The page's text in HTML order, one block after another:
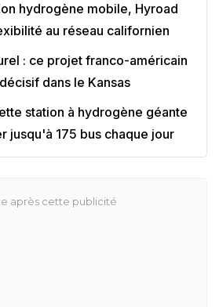
hydrogène mobile, Hyroad
au réseau californien
: ce projet franco-américain
dans le Kansas
station à hydrogène géante
jusqu'à 175 bus chaque jour